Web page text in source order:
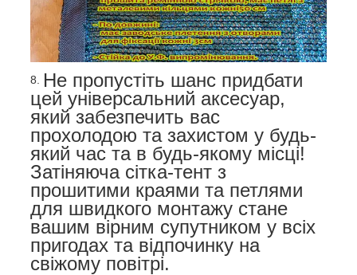
Не пропустіть шанс придбати
цей універсальний аксесуар,
який забезпечить вас
прохолодою та захистом у будь-
який час та в будь-якому місці!
Затіняюча сітка-тент з
прошитими краями та петлями
для швидкого монтажу стане
вашим вірним супутником у всіх
пригодах та відпочинку на
свіжому повітрі.